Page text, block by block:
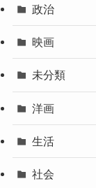
政治
映画
未分類
洋画
生活
社会